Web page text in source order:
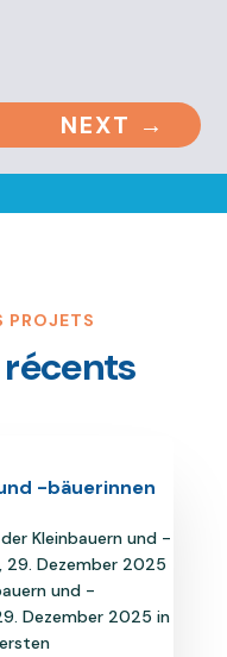
NEXT →
PROJETS
-bäuerinnen
Kleinbauern und -
29. Dezember 2025
und -
Dezember 2025 in